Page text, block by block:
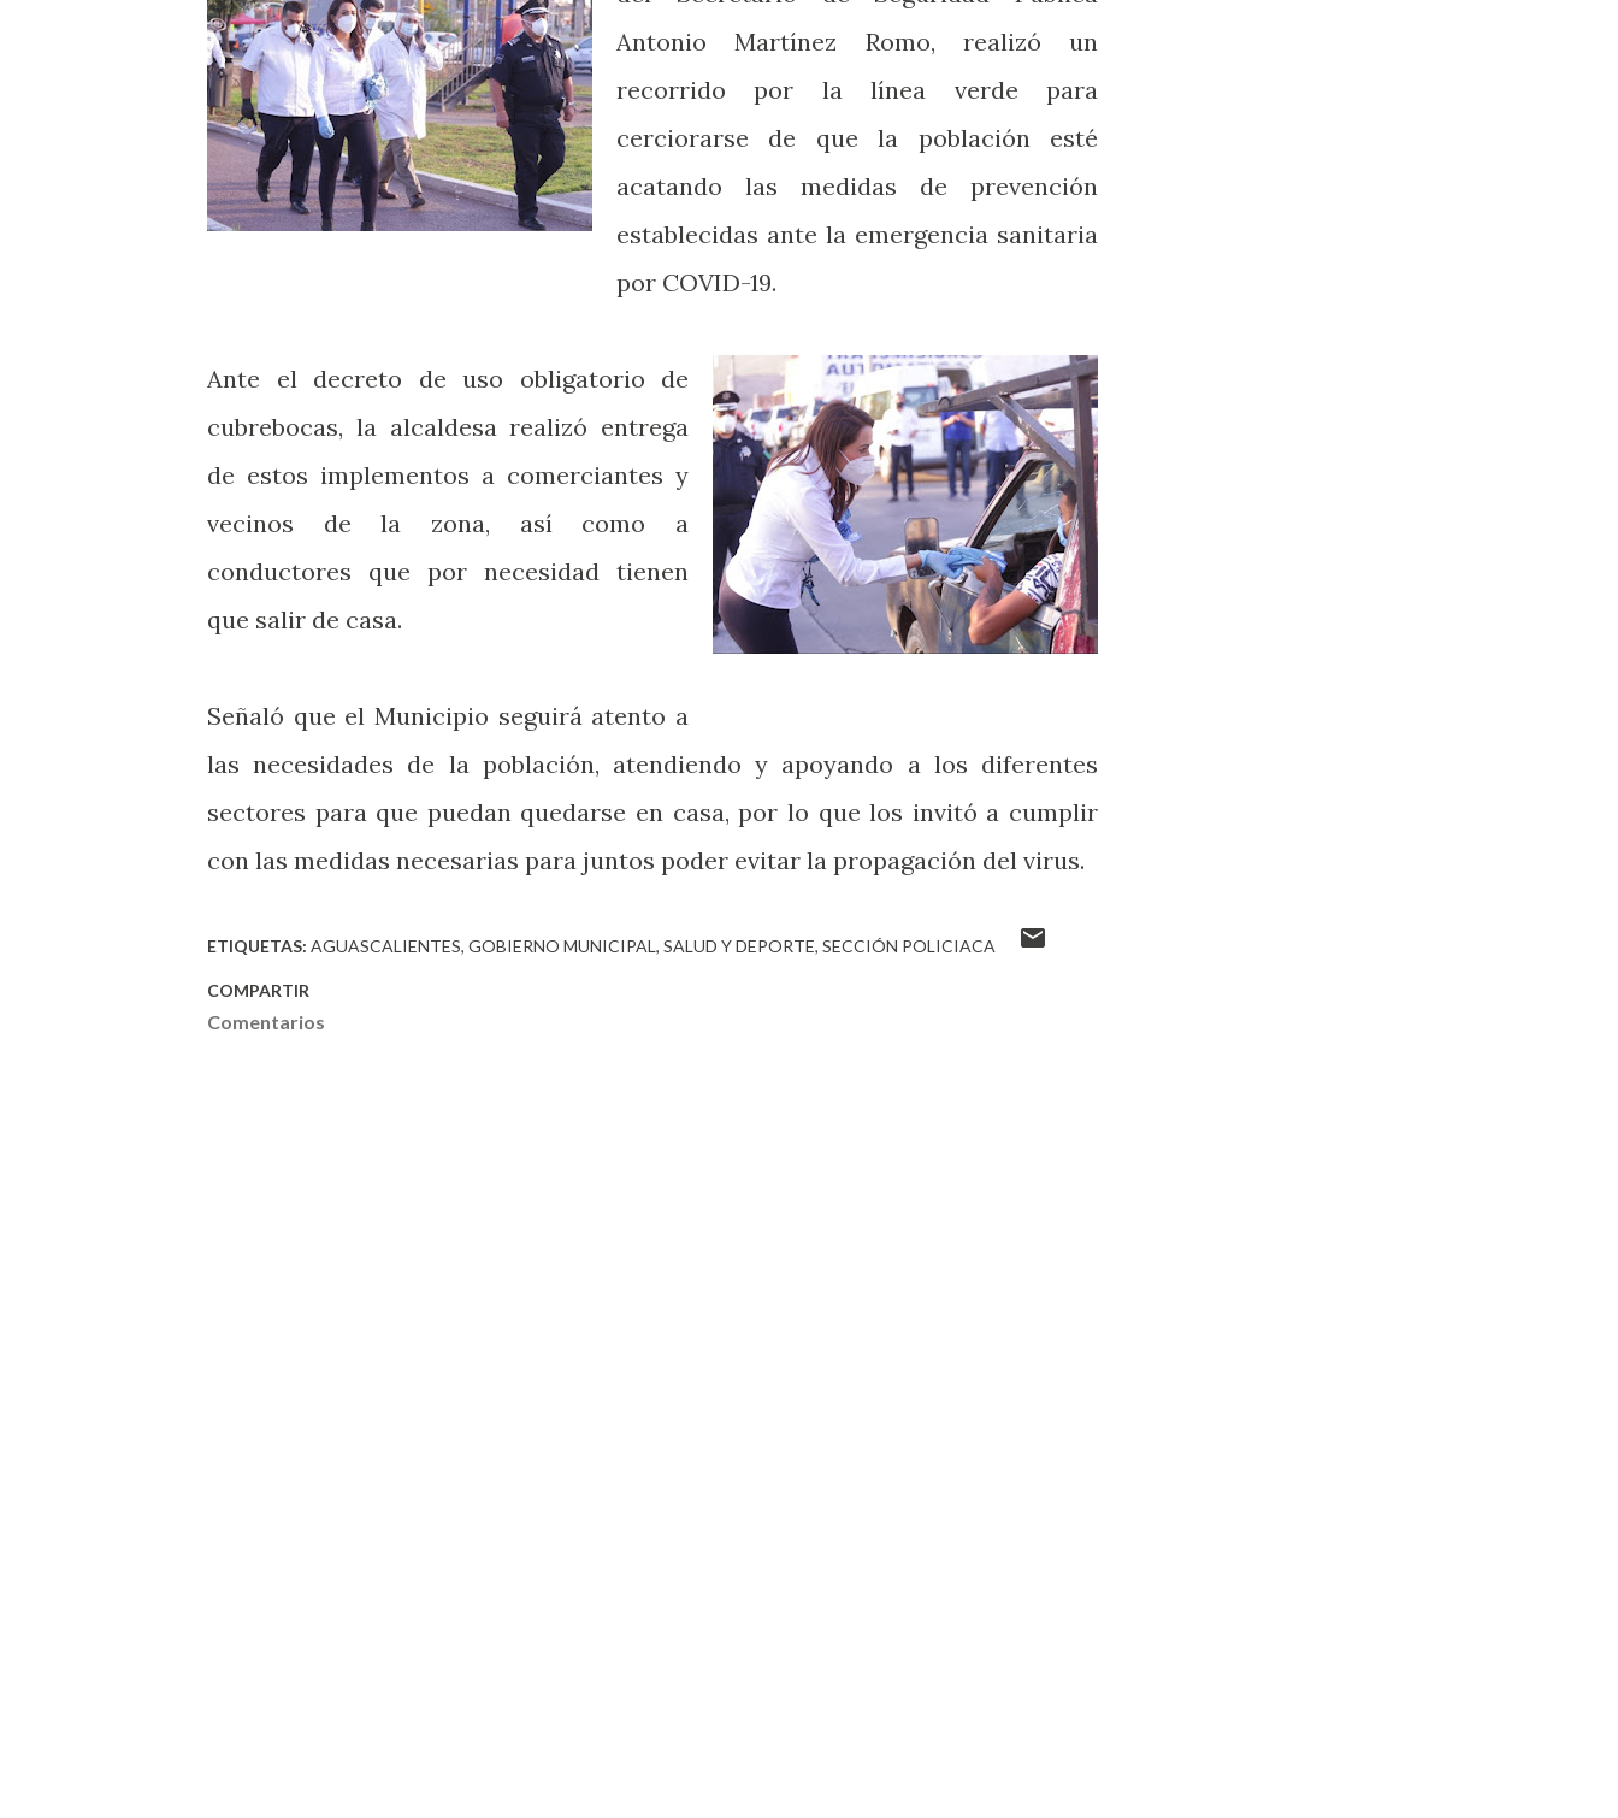
Antonio Martínez Romo, realizó un
recorrido por la línea verde para
cerciorarse de que la población esté
acatando las medidas de prevención
establecidas ante la emergencia sanitaria
por COVID-19.
Ante el decreto de uso obligatorio de
cubrebocas, la alcaldesa realizó entrega
de estos implementos a comerciantes y
vecinos de la zona, así como a
conductores que por necesidad tienen
que salir de casa.
Señaló que el Municipio seguirá atento a
las necesidades de la población, atendiendo y apoyando a los diferentes
sectores para que puedan quedarse en casa, por lo que los invitó a cumplir
con las medidas necesarias para juntos poder evitar la propagación del virus.
ETIQUETAS: AGUASCALIENTES GOBIERNO MUNICIPAL SALUD Y DEPORTE SECCIÓN POLICIACA
COMPARTIR
Comentarios